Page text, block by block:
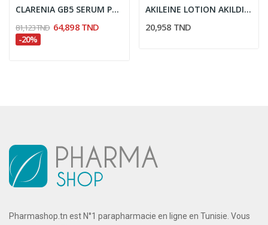
CLARENIA GB5 SERUM PEELING EXFOLIANT 30ML
81,123 TND 64,898 TND
-20%
AKILEINE LOTION AKILDIA DERMO ADJUVANT 200 ML
20,958 TND
Pharmashop.tn est N°1 parapharmacie en ligne en Tunisie. Vous